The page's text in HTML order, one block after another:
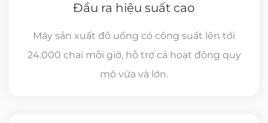
Đầu ra hiệu suất cao
Máy sản xuất đồ uống có công suất lên tới
24.000 chai mỗi giờ, hỗ trợ cả hoạt động quy
mô vừa và lớn.